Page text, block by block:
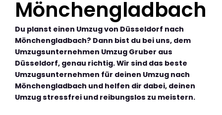
Mönchengladbach
Du planst einen Umzug von Düsseldorf nach
Mönchengladbach? Dann bist du bei uns, dem
Umzugsunternehmen Umzug Gruber aus
Düsseldorf, genau richtig. Wir sind das beste
Umzugsunternehmen für deinen Umzug nach
Mönchengladbach und helfen dir dabei, deinen
Umzug stressfrei und reibungslos zu meistern.